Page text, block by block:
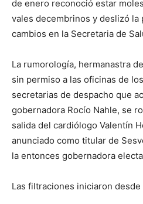
de enero reconoció estar
vales decembrinos y deslizó
cambios en la Secretaria de
La rumorología, hermanastra
sin permiso a las oficinas de
secretarias de despacho que
gobernadora Rocío Nahle, se
salida del cardiólogo Valentín
anunciado como titular de
la entonces gobernadora
Las filtraciones iniciaron